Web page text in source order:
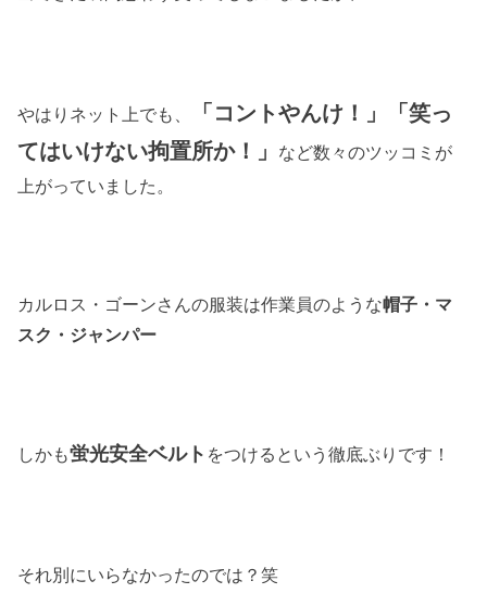
やはりネット上でも、
「コントやんけ！」「笑っ
てはいけない拘置所か！」
など数々のツッコミが
上がっていました。
カルロス・ゴーンさんの服装は作業員のような帽子・マ
スク・ジャンパー
しかも蛍光安全ベルト をつけるという徹底ぶりです！
それ別にいらなかったのでは？笑